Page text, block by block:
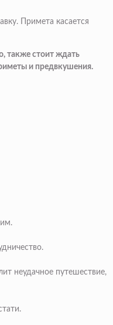
Примета касается
также стоит ждать
и предвкушения.
неудачное путешествие,